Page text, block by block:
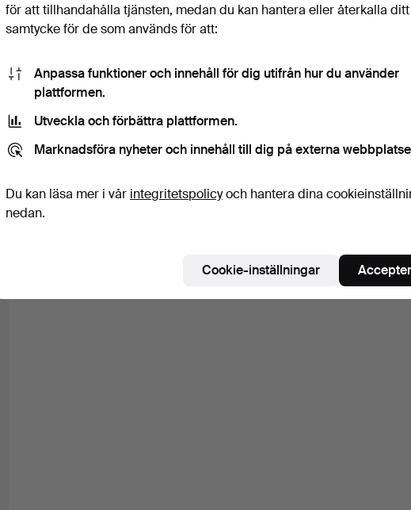
för att tillhandahålla tjänsten, medan du kan hantera eller återkalla ditt
samtycke för de som används för att:
Anpassa funktioner och innehåll för dig utifrån hur du använder
plattformen.
Utveckla och förbättra plattformen.
Marknadsföra nyheter och innehåll till dig på externa
Du kan läsa mer i vår integritetspolicyoch hantera dina
nedan.
Cookie-inställningar